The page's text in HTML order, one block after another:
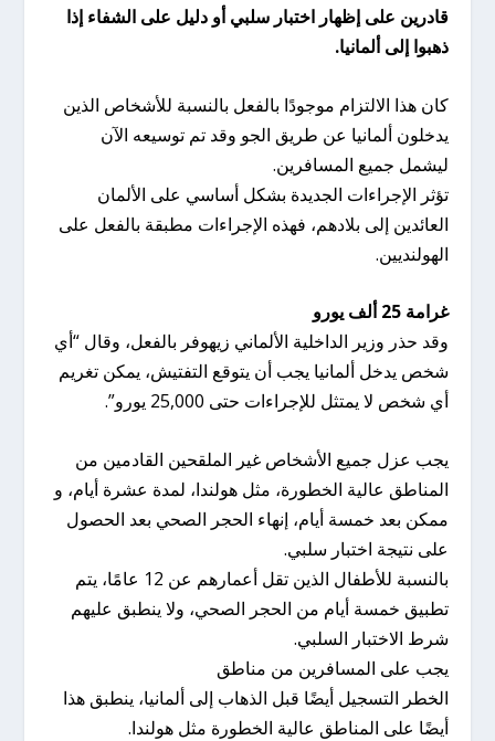
قادرين على إظهار اختبار سلبي أو دليل على الشفاء إذا
ذهبوا إلى ألمانيا.
كان هذا الالتزام موجودًا بالفعل بالنسبة للأشخاص الذين
يدخلون ألمانيا عن طريق الجو وقد تم توسيعه الآن
ليشمل جميع المسافرين.
تؤثر الإجراءات الجديدة بشكل أساسي على الألمان
العائدين إلى بلادهم، فهذه الإجراءات مطبقة بالفعل على
الهولنديين.
غرامة 25 ألف يورو
وقد حذر وزير الداخلية الألماني زيهوفر بالفعل، وقال “أي
شخص يدخل ألمانيا يجب أن يتوقع التفتيش، يمكن تغريم
أي شخص لا يمتثل للإجراءات حتى 25,000 يورو”.
يجب عزل جميع الأشخاص غير الملقحين القادمين من
المناطق عالية الخطورة، مثل هولندا، لمدة عشرة أيام، و
ممكن بعد خمسة أيام، إنهاء الحجر الصحي بعد الحصول
على نتيجة اختبار سلبي.
بالنسبة للأطفال الذين تقل أعمارهم عن 12 عامًا، يتم
تطبيق خمسة أيام من الحجر الصحي، ولا ينطبق عليهم
شرط الاختبار السلبي.
يجب على المسافرين من مناطق
الخطر التسجيل أيضًا قبل الذهاب إلى ألمانيا، ينطبق هذا
أيضًا على المناطق عالية الخطورة مثل هولندا.